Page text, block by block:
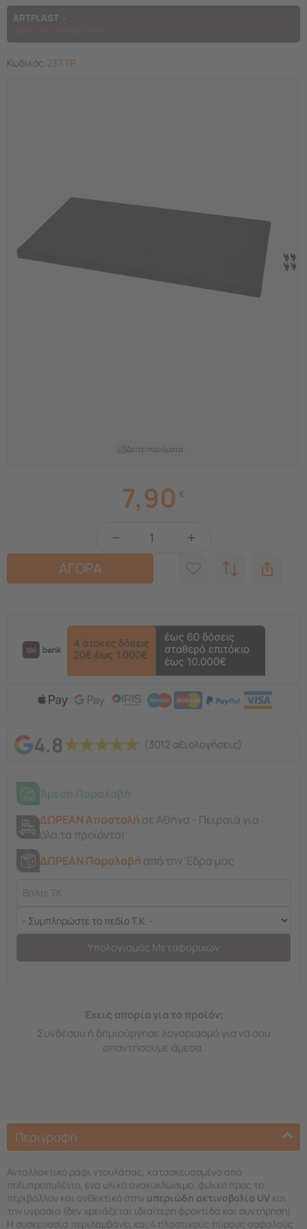
Δείτε παρόμοια
ARTPLAST
Δείτε όλα τα προϊόντα
Κωδικός:237.TP
7,90 €
+
−
ΑΓΟΡΑ
4.8★★★★★ (3012 αξιολογήσεις)
ΔΩΡΕΑΝ Αποστολή σε Αθήνα - Πειραιά για
όλα τα προϊόντα!
ΔΩΡΕΑΝ Παραλαβή από την Έδρα μας
Υπολογισμός Μεταφορικών
Έχεις απορία για το προϊόν;
Συνδέσου ή δημιούργησε λογαριασμό για να σου
απαντήσουμε άμεσα.
Περιγραφή
Ανταλλακτικό ράφι ντουλάπας, κατασκευασμένο από
πολυπροπυλένιο, ένα υλικό ανακυκλώσιμο, φιλικό προς το
περιβάλλον και ανθεκτικό στην υπεριώδη ακτινοβολία UV και
την υγρασία (δεν χρειάζεται ιδιαίτερη φροντίδα και συντήρηση).
Η συσκευασία περιλαμβάνει και 4 πλαστικούς πύρους ασφαλούς